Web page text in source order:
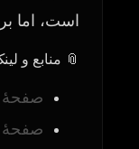
است، اما
📎 منابع و
صفحهٔ
صفحهٔ